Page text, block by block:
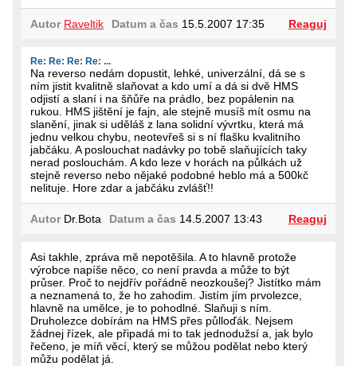
Autor Raveltik Datum a čas 15.5.2007 17:35 Reaguj
Re: Re: Re: Re: ...
Na reverso nedám dopustit, lehké, univerzální, dá se s
ním jistit kvalitně slaňovat a kdo umí a dá si dvě HMS
odjistí a slaní i na šňůře na prádlo, bez popálenin na
rukou. HMS jištění je fajn, ale stejně musíš mít osmu na
slanění, jinak si uděláš z lana solidní vývrtku, která má
jednu velkou chybu, neotevřeš si s ní flašku kvalitního
jabčáku. A poslouchat nadávky po tobě slaňujících taky
nerad poslouchám. A kdo leze v horách na půlkách už
stejně reverso nebo nějaké podobné heblo má a 500kč
nelituje. Hore zdar a jabčáku zvlášť!!
AutorDr.Bota Datum a čas 14.5.2007 13:43 Reaguj
Asi takhle, zpráva mě nepotěšila. A to hlavně protože
výrobce napíše něco, co není pravda a může to být
průser. Proč to nejdřív pořádně neozkoušej? Jistítko mám
a neznamená to, že ho zahodim. Jistím jím prvolezce,
hlavně na umělce, je to pohodlné. Slaňuji s ním.
Druholezce dobírám na HMS přes půlloďák. Nejsem
žádnej řízek, ale připadá mi to tak jednodužsí a, jak bylo
řečeno, je míň věcí, který se můžou podělat nebo který
můžu podělat já.